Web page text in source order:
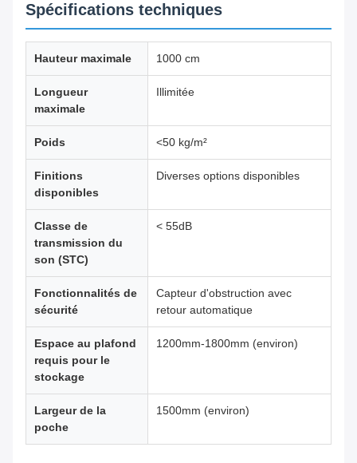
Spécifications techniques
Hauteur maximale 1000 cm
Longueur
maximale
Illimitée
Poids <50 kg/m²
Finitions
disponibles
Diverses options disponibles
Classe de
transmission du
son (STC)
< 55dB
Fonctionnalités de
sécurité
Capteur d'obstruction avec
retour automatique
Espace au plafond
requis pour le
stockage
1200mm-1800mm (environ)
Largeur de la
poche
1500mm (environ)